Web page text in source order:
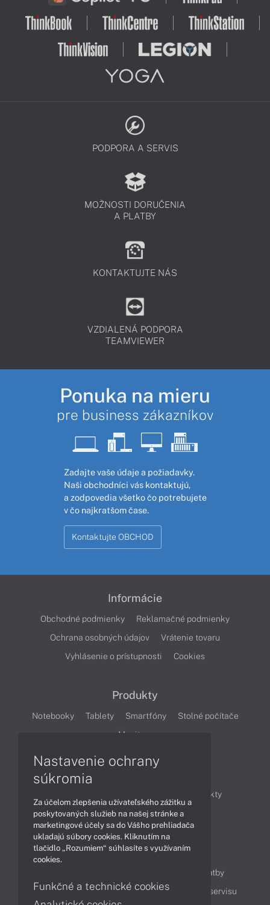
PODPORA A SERVIS
MOŽNOSTI DORUČENIA
A PLATBY
KONTAKTUJTE NÁS
VZDIALENÁ PODPORA
TEAMVIEWER
Ponuka na mieru
pre business zákazníkov
Zadajte vaše údaje a požiadavky.
Naši obchodníci vás kontaktujú,
a zodpovedia všetko čo potrebujete
v čo najkratšom čase.
Kontaktujte OBCHOD
Informácie
Obchodné podmienky
Reklamačné podmienky
Ochrana osobných údajov
Vrátenie tovaru
Vyhlásenie o prístupnosti
Cookies
Produkty
Notebooky Tablety Smartfóny
Stolné počítače
Monitory
Produkty
Technológie
Videá
Obsah
Možnosti doručenia a platby
Podpora a servis
Servisné služby Cenník servisu
Nastavenie ochrany
súkromia
Za účelom zlepšenia užívateľského zážitku a
poskytovaných služieb na našej stránke a
marketingové účely sa do Vášho prehliadača
ukladajú súbory cookies. Kliknutím na
tlačidlo „Rozumiem“ súhlasíte s využívaním
cookies.
Funkčné a technické cookies